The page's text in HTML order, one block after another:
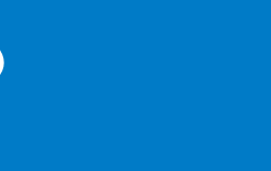
Roos, die zei van ja,
langer, die corporaties
hun werk doen, die moeten
bouwen, dus die